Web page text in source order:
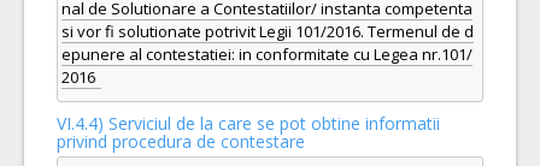
nal de Solutionare a Contestatiilor/ instanta competenta
si vor fi solutionate potrivit Legii 101/2016. Termenul de d
epunere al contestatiei: in conformitate cu Legea nr.101/
2016
VI.4.4) Serviciul de la care se pot obtine informatii
privind procedura de contestare